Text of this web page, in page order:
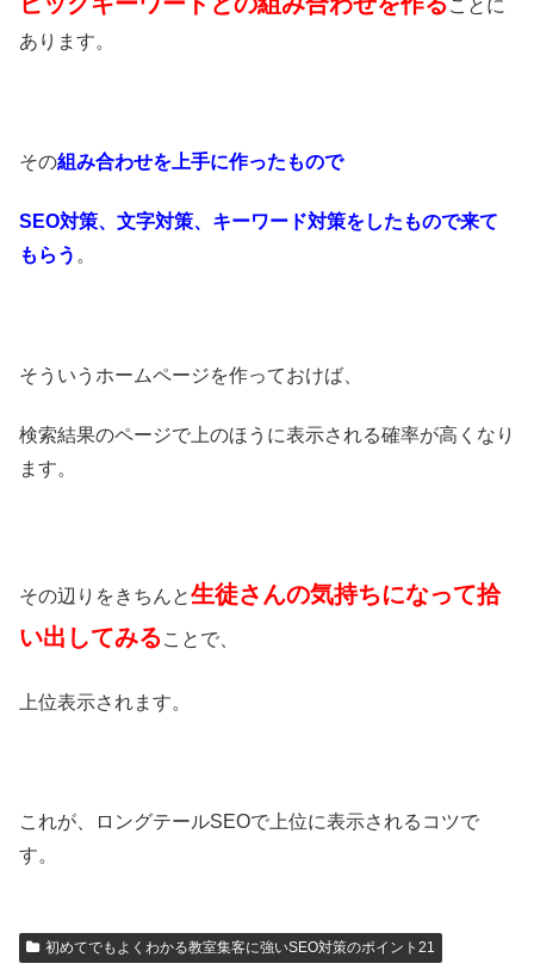
ことに
あります。
その組み合わせを上手に作ったもので
SEO対策、文字対策、キーワード対策をしたもので来て
もらう 。
そういうホームページを作っておけば、
検索結果のページで上のほうに表示される確率が高くなり
ます。
その辺りをきちんと生徒さんの気持ちになって拾
い出してみることで、
上位表示されます。
これが、ロングテールSEOで上位に表示されるコツで
す。
初めてでもよくわかる教室集客に強いSEO対策のポイント21